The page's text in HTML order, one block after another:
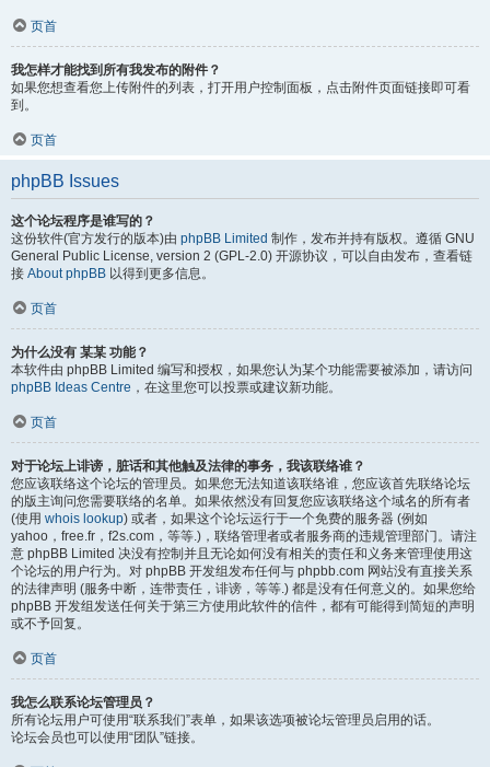
页首
我怎样才能找到所有我发布的附件？
如果您想查看您上传附件的列表，打开用户控制面板，点击附件页面链接即可看
到。
页首
phpBB Issues
这个论坛程序是谁写的？
这份软件(官方发行的版本)由 phpBB Limited 制作，发布并持有版权。遵循 GNU
General Public License, version 2 (GPL-2.0) 开源协议，可以自由发布，查看链
接 About phpBB 以得到更多信息。
页首
为什么没有 某某 功能？
本软件由 phpBB Limited 编写和授权，如果您认为某个功能需要被添加，请访问
phpBB Ideas Centre ，在这里您可以投票或建议新功能。
页首
对于论坛上诽谤，脏话和其他触及法律的事务，我该联络谁？
您应该联络这个论坛的管理员。如果您无法知道该联络谁，您应该首先联络论坛
的版主询问您需要联络的名单。如果依然没有回复您应该联络这个域名的所有者
(使用 whois lookup) 或者，如果这个论坛运行于一个免费的服务器 (例如
yahoo，free.fr，f2s.com，等等.)，联络管理者或者服务商的违规管理部门。请注
意 phpBB Limited 决没有控制并且无论如何没有相关的责任和义务来管理使用这
个论坛的用户行为。对 phpBB 开发组发布任何与 phpbb.com 网站没有直接关系
的法律声明 (服务中断，连带责任，诽谤，等等.) 都是没有任何意义的。如果您给
phpBB 开发组发送任何关于第三方使用此软件的信件，都有可能得到简短的声明
或不予回复。
页首
我怎么联系论坛管理员？
所有论坛用户可使用“联系我们”表单，如果该选项被论坛管理员启用的话。
论坛会员也可以使用“团队”链接。